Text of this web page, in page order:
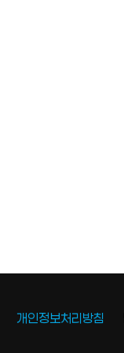
개인정보처리방침